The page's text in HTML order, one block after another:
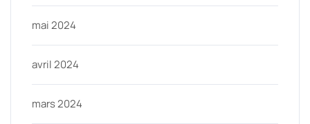
mai 2024
avril 2024
mars 2024